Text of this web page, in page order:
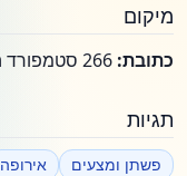
מיקום
כתובת:
תגיות
פשתן ומצעים אירופה